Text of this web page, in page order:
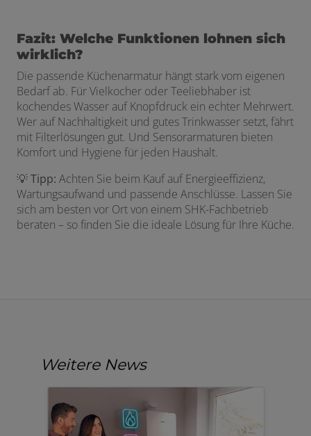
Fazit: Welche Funktionen lohnen sich
wirklich?
Die passende Küchenarmatur hängt stark vom eigenen
Bedarf ab. Für Vielkocher oder Teeliebhaber ist
kochendes Wasser auf Knopfdruck ein echter Mehrwert.
Wer auf Nachhaltigkeit und gutes Trinkwasser setzt, fährt
mit Filterlösungen gut. Und Sensorarmaturen bieten
Komfort und Hygiene für jeden Haushalt.
💡Tipp: Achten Sie beim Kauf auf Energieeffizienz,
Wartungsaufwand und passende Anschlüsse. Lassen Sie
sich am besten vor Ort von einem SHK-Fachbetrieb
beraten – so finden Sie die ideale Lösung für Ihre Küche.
Weitere News